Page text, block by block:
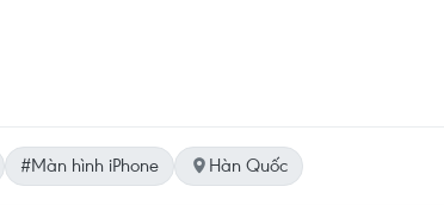
#Màn hình iPhone Hàn Quốc